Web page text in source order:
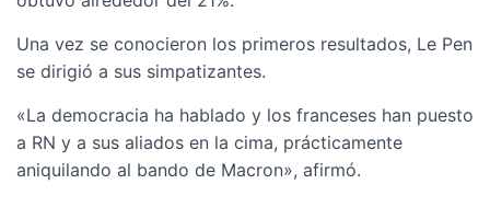
Una vez se conocieron los primeros resultados, Le Pen
se dirigió a sus simpatizantes.
«La democracia ha hablado y los franceses han puesto
a RN y a sus aliados en la cima, prácticamente
aniquilando al bando de Macron», afirmó.